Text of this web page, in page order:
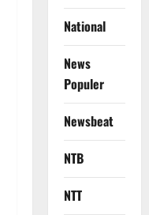
National
News
Populer
Newsbeat
NTB
NTT